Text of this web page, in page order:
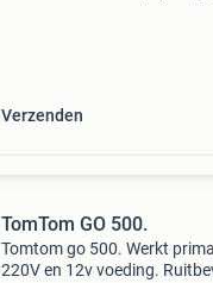
Verzenden
TomTom GO 500.
Tomtom go 500. Werkt
220V en 12v voeding.